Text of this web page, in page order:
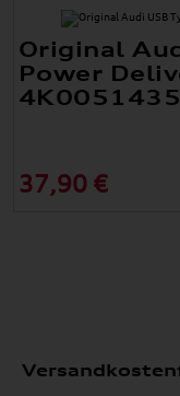
Original
Power
4K0051435
37,90 €